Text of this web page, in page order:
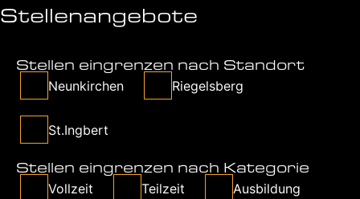
Stellenangebote
Stellen eingrenzen nach Standort
Neunkirchen Riegelsberg
St.Ingbert
Stellen eingrenzen nach Kategorie
Vollzeit Teilzeit Ausbildung